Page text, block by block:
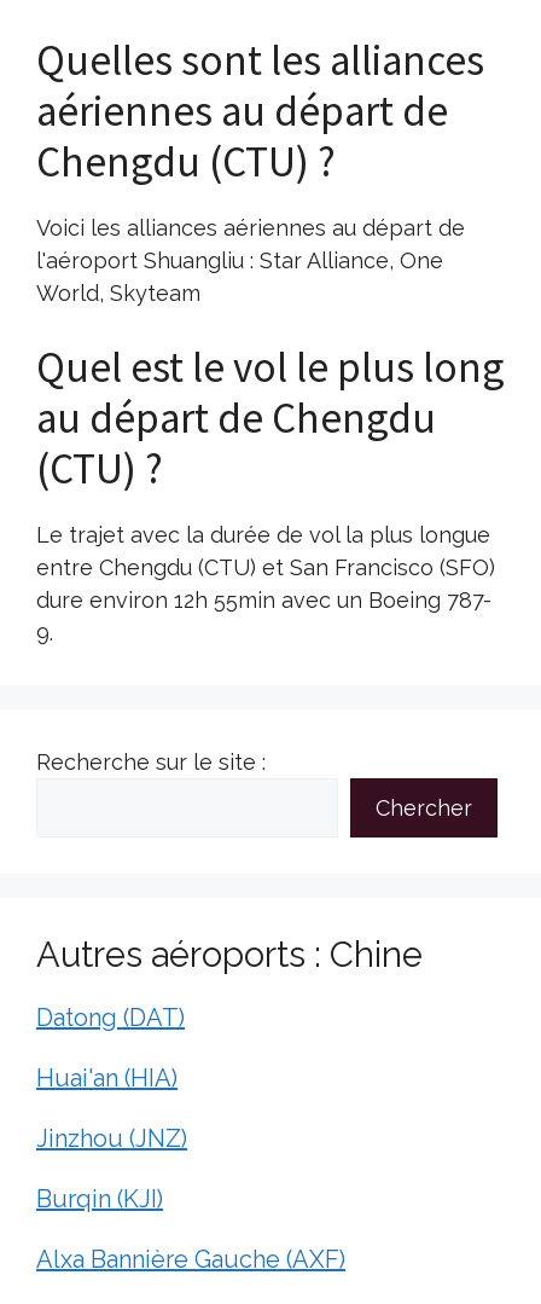
Quelles sont les alliances
aériennes au départ de
Chengdu (CTU) ?
Voici les alliances aériennes au départ de
l'aéroport Shuangliu : Star Alliance, One
World, Skyteam
Quel est le vol le plus long
au départ de Chengdu
(CTU) ?
Le trajet avec la durée de vol la plus longue
entre Chengdu (CTU) et San Francisco (SFO)
dure environ 12h 55min avec un Boeing 787-
9.
Recherche sur le site :
Chercher
Autres aéroports : Chine
Datong (DAT)
Huai'an (HIA)
Jinzhou (JNZ)
Burqin (KJI)
Alxa Bannière Gauche (AXF)